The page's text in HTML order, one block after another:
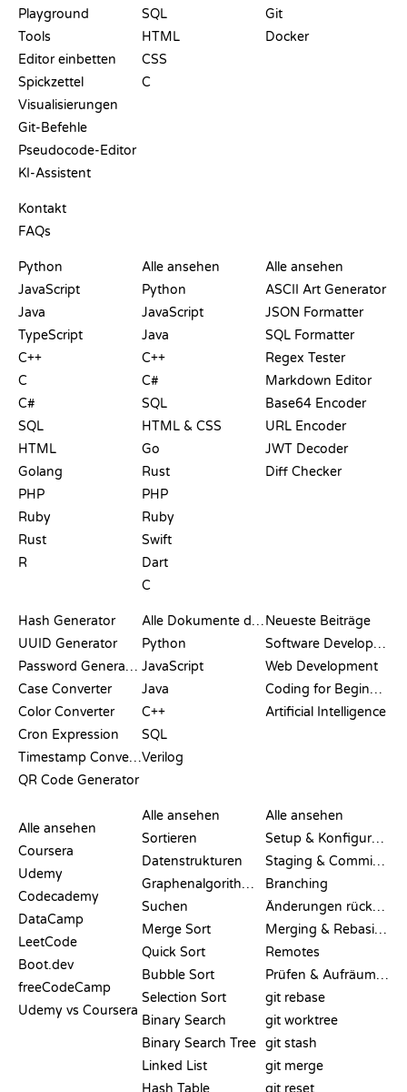
Playground
Tools
Editor einbetten
Spickzettel
Visualisierungen
Git-Befehle
Pseudocode-Editor
KI-Assistent
Kontakt
FAQs
SQL
HTML
CSS
C
Git
Docker
Python
JavaScript
Java
TypeScript
C++
C
C#
SQL
HTML
Golang
PHP
Ruby
Rust
R
Alle ansehen
Python
JavaScript
Java
C++
C#
SQL
HTML & CSS
Go
Rust
PHP
Ruby
Swift
Dart
C
Alle ansehen
ASCII Art Generator
JSON Formatter
SQL Formatter
Regex Tester
Markdown Editor
Base64 Encoder
URL Encoder
JWT Decoder
Diff Checker
Hash Generator
UUID Generator
Password Generator
Case Converter
Color Converter
Cron Expression
Timestamp Converter
QR Code Generator
Alle Dokumente durchsuchen
Python
JavaScript
Java
C++
SQL
Verilog
Neueste Beiträge
Software Development
Web Development
Coding for Beginners
Artificial Intelligence
Alle ansehen
Coursera
Udemy
Codecademy
DataCamp
LeetCode
Boot.dev
freeCodeCamp
Udemy vs Coursera
Alle ansehen
Sortieren
Datenstrukturen
Graphenalgorithmen
Suchen
Merge Sort
Quick Sort
Bubble Sort
Selection Sort
Binary Search
Binary Search Tree
Linked List
Hash Table
Alle ansehen
Setup & Konfiguration
Staging & Committing
Branching
Änderungen rückgängig machen
Merging & Rebasing
Remotes
Prüfen & Aufräumen
git rebase
git worktree
git stash
git merge
git reset